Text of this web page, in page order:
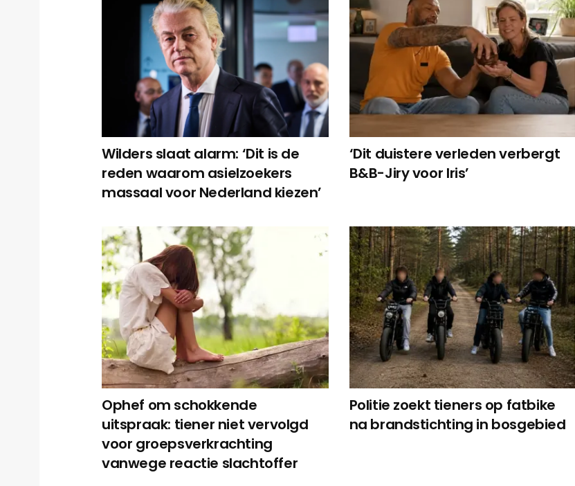
Wilders slaat alarm: ‘Dit is de
reden waarom asielzoekers
massaal voor Nederland kiezen’
‘Dit duistere verleden verbergt
B&B-Jiry voor Iris’
Ophef om schokkende
uitspraak: tiener niet vervolgd
voor groepsverkrachting
vanwege reactie slachtoffer
Politie zoekt tieners op fatbike
na brandstichting in bosgebied